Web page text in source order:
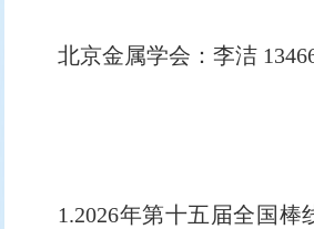
北京金属学会：李洁
1.2026年第十五届全国棒